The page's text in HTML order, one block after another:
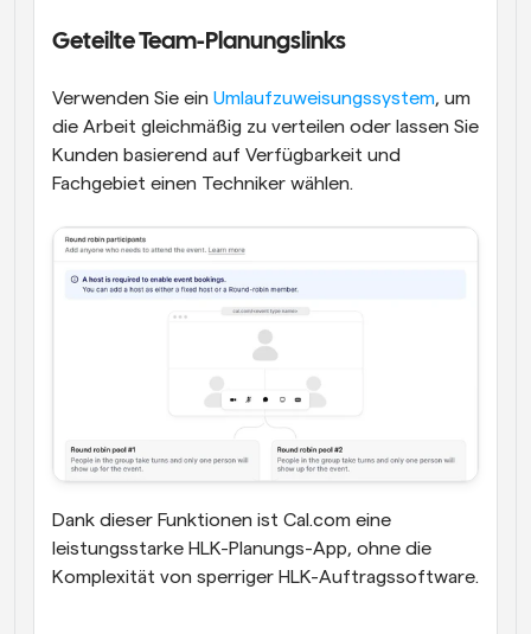
Geteilte Team-Planungslinks
Verwenden Sie ein Umlaufzuweisungssystem, um
die Arbeit gleichmäßig zu verteilen oder lassen Sie
Kunden basierend auf Verfügbarkeit und
Fachgebiet einen Techniker wählen.
Dank dieser Funktionen ist Cal.com eine
leistungsstarke HLK-Planungs-App, ohne die
Komplexität von sperriger HLK-Auftragssoftware.